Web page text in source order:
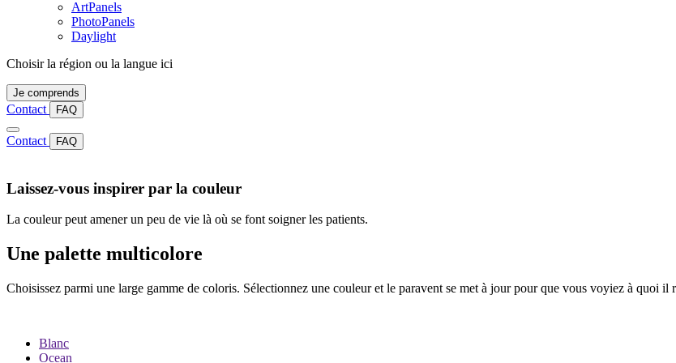
ArtPanels
PhotoPanels
Daylight
Choisir la région ou la langue ici
Je comprends
Contact FAQ
Contact FAQ
Laissez-vous inspirer par la couleur
La couleur peut amener un peu de vie là où se font soigner les patients.
Une palette multicolore
Choisissez parmi une large gamme de coloris. Sélectionnez une couleur et le paravent se met à jour pour que vous voyiez à quoi il
Blanc
Ocean